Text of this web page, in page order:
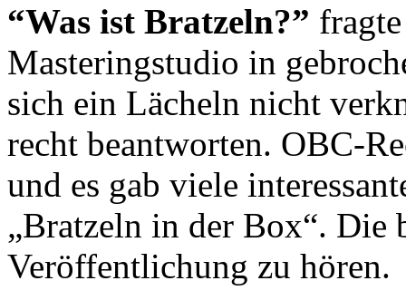
“Was ist Bratzeln?”
Masteringstudio in
sich ein Lächeln nicht
recht beantworten. OBC-
und es gab viele
„Bratzeln in der Box“. Die
Veröffentlichung zu hören.